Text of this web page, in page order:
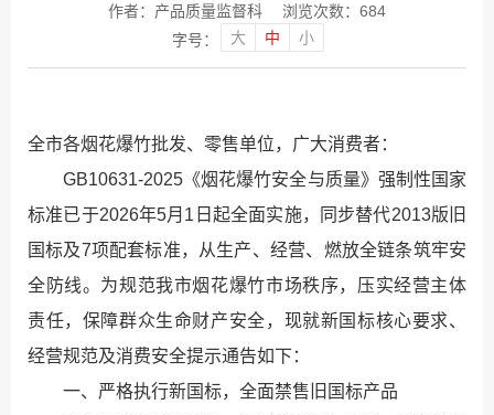
作者：产品质量监督科
浏览次数： 684
字号：
大 中 小
全市各烟花爆竹批发、零售单位，广大消费者：
GB10631-2025《烟花爆竹安全与质量》强制性国家
标准已于2026年5月1日起全面实施，同步替代2013版旧
国标及7项配套标准，从生产、经营、燃放全链条筑牢安
全防线。为规范我市烟花爆竹市场秩序，压实经营主体
责任，保障群众生命财产安全，现就新国标核心要求、
经营规范及消费安全提示通告如下：
一、严格执行新国标，全面禁售旧国标产品